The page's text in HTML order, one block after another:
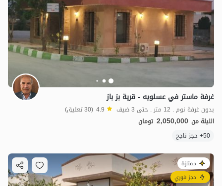
غرفة ماستر في عسلويه - قرية بز باز
بدون غرفة نوم . 12 متر . حتى 3 ضيف 4.9 (30 تعليق)
الليلة من 2,050,000 تومان
50+ حجز ناجح
ممتازة
حجز فوري